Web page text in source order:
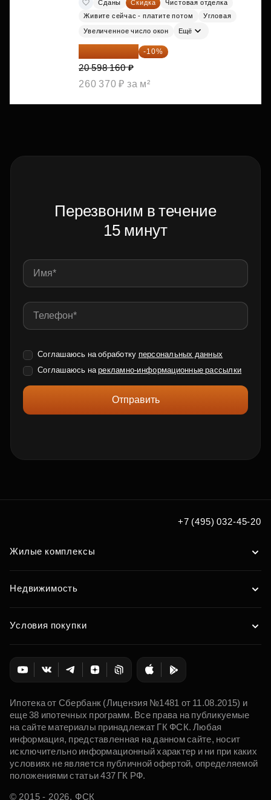
Сданы Скидка
Чистовая отделка
Живите сейчас - платите потом
Угловая
Увеличенное число окон Ещё
18 538 344 ₽ -10%
20 598 160 ₽
260 370 ₽ за м²
Перезвоним в течение
15 минут
Соглашаюсь на обработку персональных данных
Соглашаюсь нарекламно-информационные рассылки
Отправить
+7 (495) 032-45-20
Жилые комплексы
Недвижимость
Условия покупки
Ипотека от Сбербанк (Лицензия №1481 от 11.08.2015) и
еще 38 ипотечных программ. Все права на публикуемые
на сайте материалы принадлежат ГК ФСК. Любая
информация, представленная на данном сайте, носит
исключительно информационный характер и ни при каких
условиях не является публичной офертой, определяемой
положениями статьи 437 ГК РФ.
© 2015 - 2026. ФСК